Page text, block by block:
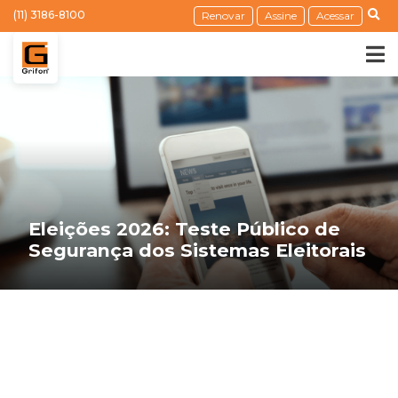
(11) 3186-8100 Renovar Assine Acessar
Eleições 2026: Teste Público de
Segurança dos Sistemas Eleitorais